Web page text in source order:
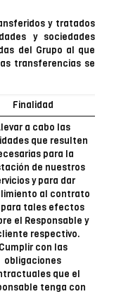
y tratados
y sociedades
del Grupo al que
transferencias se
Finalidad
a cabo las
que resulten
para la
de nuestros
y para dar
al contrato
para tales efectos
el Responsable y
respectivo.
Cumplir con las
obligaciones
que el
tenga con